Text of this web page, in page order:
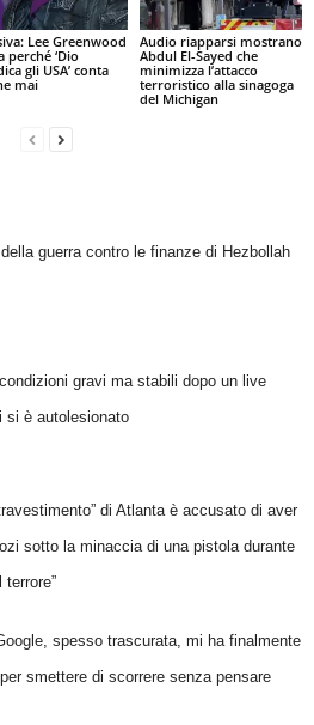
Lee Greenwood
perché ‘Dio
gli USA’ conta
mai
Audio riapparsi mostrano
Abdul El-Sayed che
minimizza l’attacco
terroristico alla sinagoga
del Michigan
guerra contro le finanze di Hezbollah
gravi ma stabili dopo un live
si è autolesionato
di Atlanta è accusato di aver
sotto la minaccia di una pistola durante
terrore”
spesso trascurata, mi ha finalmente
smettere di scorrere senza pensare